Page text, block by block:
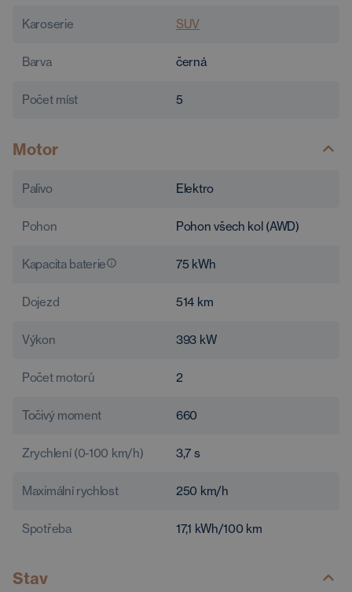
Karoserie SUV
Barva černá
Počet míst 5
Motor
Palivo Elektro
Pohon Pohon všech kol (AWD)
Kapacita baterie 75 kWh
Dojezd 514 km
Výkon 393 kW
Počet motorů 2
Točivý moment 660
Zrychlení (0-100 km/h) 3,7 s
Maximální rychlost 250 km/h
Spotřeba 17,1 kWh/100 km
Stav